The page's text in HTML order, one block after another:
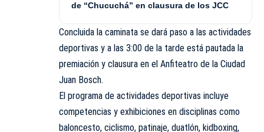
de “Chucuchá” en clausura de los JCC
Concluida la caminata se dará paso a las actividades
deportivas y a las 3:00 de la tarde está pautada la
premiación y clausura en el Anfiteatro de la Ciudad
Juan Bosch.
El programa de actividades deportivas incluye
competencias y exhibiciones en disciplinas como
baloncesto, ciclismo, patinaje, duatlón, kidboxing,